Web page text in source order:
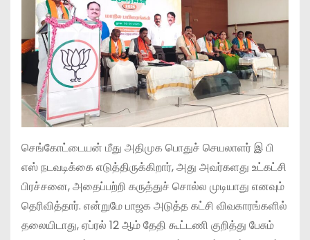
செங்கோட்டையன் மீது அதிமுக பொதுச் செயலாளர் இ பி
எஸ் நடவடிக்கை எடுத்திருக்கிறார், அது அவர்களது உட்கட்சி
பிரச்சனை, அதைப்பற்றி கருத்துச் சொல்ல முடியாது எனவும்
தெரிவித்தார். என்றுமே பாஜக அடுத்த கட்சி விவகாரங்களில்
தலையிடாது, ஏப்ரல் 12 ஆம் தேதி கூட்டணி குறித்து பேசும்